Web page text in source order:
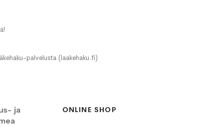
palvelusta (laakehaku.fi)
ja
ONLINE SHOP